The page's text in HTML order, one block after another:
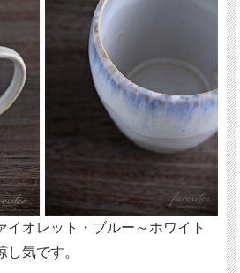
イオレット・ブルー～ホワイト
気です。